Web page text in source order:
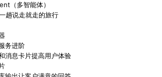
（多智能体）
趟说走就走的旅行
务进阶
消息卡片提高用户体验